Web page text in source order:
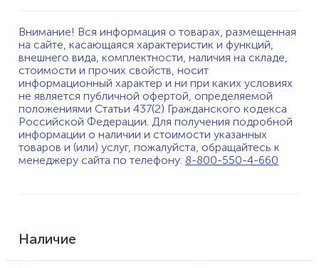
Внимание! Вся информация о товарах, размещенная
на сайте, касающаяся характеристик и функций,
внешнего вида, комплектности, наличия на складе,
стоимости и прочих свойств, носит
информационный характер и ни при каких условиях
не является публичной офертой, определяемой
положениями Статьи 437(2) Гражданского кодекса
Российской Федерации. Для получения подробной
информации о наличии и стоимости указанных
товаров и (или) услуг, пожалуйста, обращайтесь к
менеджеру сайта по телефону: 8-800-550-4-660
Наличие